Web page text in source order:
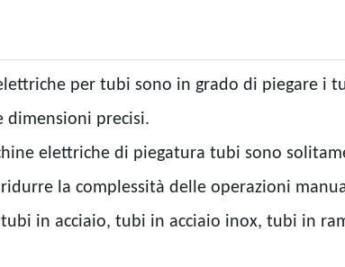
per tubi sono in grado di piegare i
dimensioni precisi.
elettriche di piegatura tubi sono
la complessità delle operazioni
in acciaio, tubi in acciaio inox, tubi in